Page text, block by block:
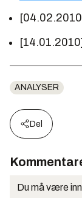
ANALYSER
Del
Du må være